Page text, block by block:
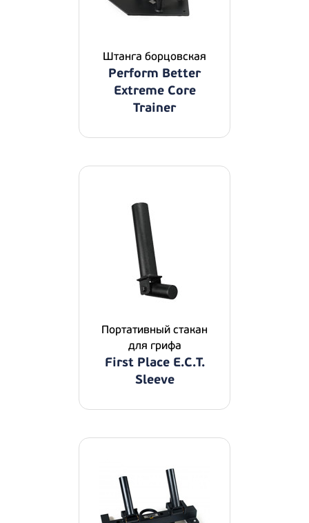
Штанга борцовская
Perform Better
Extreme Core
Trainer
Портативный стакан
для грифа
First Place E.C.T.
Sleeve